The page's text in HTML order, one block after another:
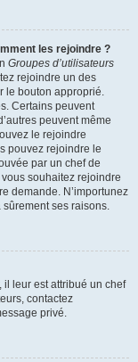
les rejoindre ?
Groupes d’utilisateurs
rejoindre un des
le bouton approprié.
Certains peuvent
peuvent même
le rejoindre
pouvez rejoindre le
par un chef de
souhaitez rejoindre
demande. N’importunez
ses raisons.
il leur est attribué un chef
contactez
privé.